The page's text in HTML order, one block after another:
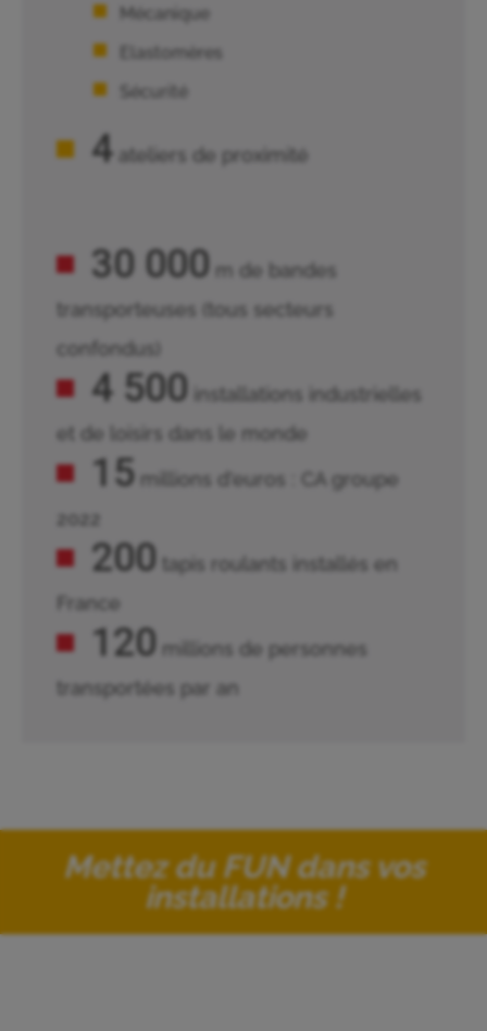
Mécanique
Elastomères
Sécurité
4 ateliers de proximité
30 000 m de bandes
transporteuses (tous secteurs
confondus)
4 500 installations industrielles
et de loisirs dans le monde
15 millions d'euros : CA groupe
2022
200 tapis roulants installés en
France
120 millions de personnes
transportées par an
Mettez du FUN dans vos
installations !